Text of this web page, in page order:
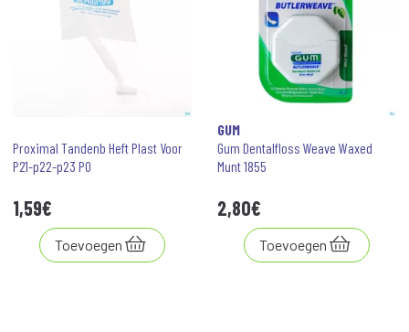
Proximal Tandenb Heft Plast Voor
P21-p22-p23 P0
1,59€
Toevoegen
GUM
Gum Dentalfloss Weave Waxed
Munt 1855
2,80€
Toevoegen